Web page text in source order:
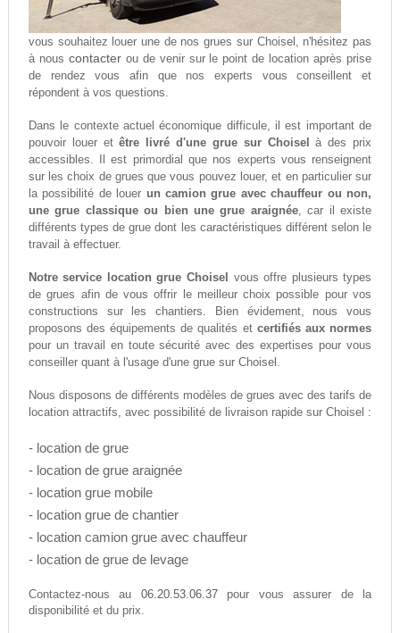
vous souhaitez louer une de nos grues sur Choisel, n'hésitez pas
à nous contacterou de venir sur le point de location après prise
de rendez vous afin que nos experts vous conseillent et
répondent à vos questions.
Dans le contexte actuel économique difficule, il est important de
pouvoir louer etêtre livré d'une grue sur Choisel
à des prix
accessibles. Il est primordial que nos experts vous renseignent
sur les choix de grues que vous pouvez louer, et en particulier sur
la possibilité de louer un camion grue avec chauffeur ou non,
une grue classique ou bien une grue araignée, car il existe
différents types de grue dont les caractéristiques différent selon le
travail à effectuer.
Notre service location grue Choisel
vous offre plusieurs types
de grues afin de vous offrir le meilleur choix possible pour vos
constructions sur les chantiers. Bien évidement, nous vous
proposons des équipements de qualités et certifiés aux normes
pour un travail en toute sécurité avec des expertises pour vous
conseiller quant à l'usage d'une grue sur Choisel.
Nous disposons de différents modèles de grues avec des tarifs de
location attractifs, avec possibilité de livraison rapide sur Choisel :
- location de grue
- location de grue araignée
- location grue mobile
- location grue de chantier
- location camion grue avec chauffeur
- location de grue de levage
Contactez-nous au 06.20.53.06.37pour vous assurer de la
disponibilité et du prix.